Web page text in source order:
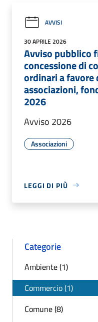
AVVISI
30 APRILE 2026
Avviso pubblico
concessione di
ordinari a
associazioni,
2026
Avviso 2026
Associazioni
LEGGI DI PIÙ
Categorie
Ambiente (1)
Commercio (1)
Comune (8)